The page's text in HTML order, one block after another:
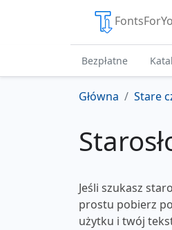
Bezpłatne
Główna Stare
Jeśli szukasz
prostu pobierz
użytku i twój